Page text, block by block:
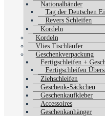
Nationalbänder
Tag der Deutschen
Revers Schleifen
Kordeln
Kordeln
Vlies Tischläufer
Geschenkverpackung
Fertigschleifen +
Fertigschleifen
Ziehschleifen
Geschenk-Säckchen
Geschenkaufkleber
Accessoires
Geschenkanhänger